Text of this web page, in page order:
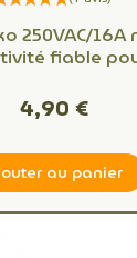
250VAC/
fiable
4,90 €
au panier